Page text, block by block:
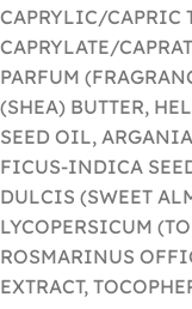
CAPRYLIC/CAPRIC
CAPRYLATE/
PARFUM
(SHEA) BUTTER,
SEED OIL,
FICUS-INDICA
DULCIS (SWEET
LYCOPERSICUM
ROSMARINUS
EXTRACT,